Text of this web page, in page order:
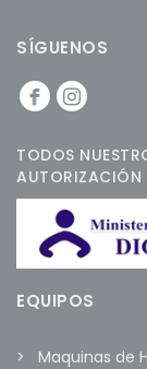
SÍGUENOS
TODOS
AUTORIZACIÓN
EQUIPOS
Maquinas de